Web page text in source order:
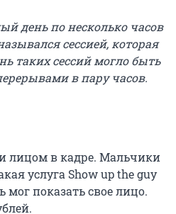
день по несколько часов
сессией, которая
таких сессий могло быть
в пару часов.
лицом в кадре. Мальчики
услуга Show up the guy
мог показать свое лицо.